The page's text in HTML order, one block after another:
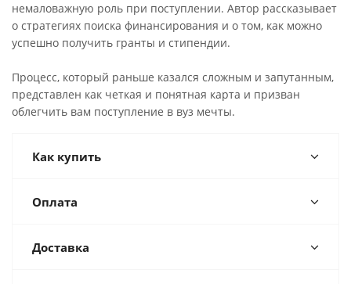
немаловажную роль при поступлении. Автор рассказывает
о стратегиях поиска финансирования и о том, как можно
успешно получить гранты и стипендии.
Процесс, который раньше казался сложным и запутанным,
представлен как четкая и понятная карта и призван
облегчить вам поступление в вуз мечты.
Как купить
Оплата
Доставка